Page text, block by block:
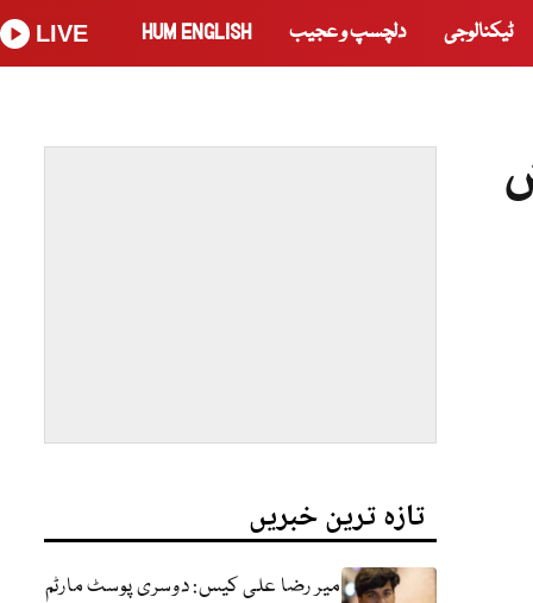
ٹیکنالوجی دلچسپ و عجیب HUM ENGLISH
LIVE
تازہ ترین خبریں
میر رضا علی کیس: دوسری پوسٹ مارٹم